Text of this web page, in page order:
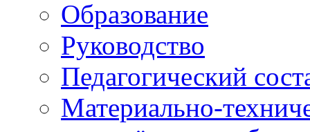
Образование
Руководство
Педагогический
Материально-